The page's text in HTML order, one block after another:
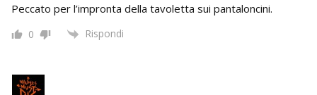
Peccato per l’impronta della tavoletta sui pantaloncini.
0 Rispondi